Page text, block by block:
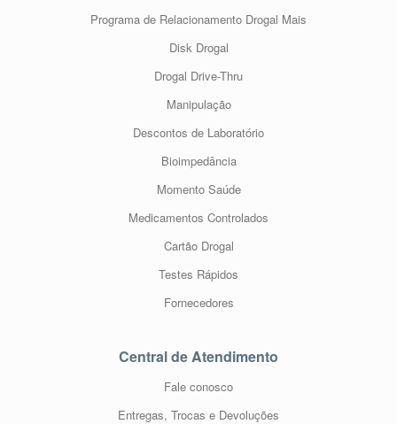
Programa de Relacionamento Drogal Mais
Disk Drogal
Drogal Drive-Thru
Manipulação
Descontos de Laboratório
Bioimpedância
Momento Saúde
Medicamentos Controlados
Cartão Drogal
Testes Rápidos
Fornecedores
Central de Atendimento
Fale conosco
Entregas, Trocas e Devoluções